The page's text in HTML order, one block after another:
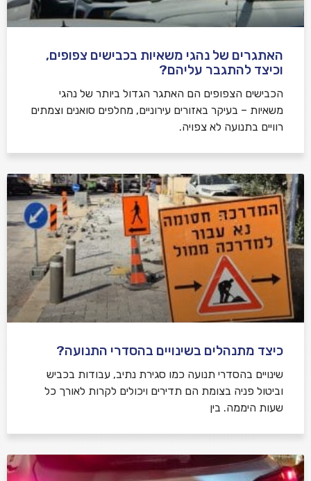
האתגרים של נהגי משאיות בכבישים צפופים,
וכיצד להתגבר עליהם?
הכבישים הצפופים הם האתגר הגדול ביותר של נהגי
משאיות – בעיקר באזורים עירוניים, מחלפים סואנים וצמתים
רוויים בתנועה לא צפויה.
כיצד מתנהלים בשינויים בהסדרי התנועה?
שינויים בהסדרי תנועה כמו סגירת נתיב, עבודות בכביש
וביטול פניה בצומת הם תדירים ויכולים לקרות לאורך כל
שעות היממה. בין